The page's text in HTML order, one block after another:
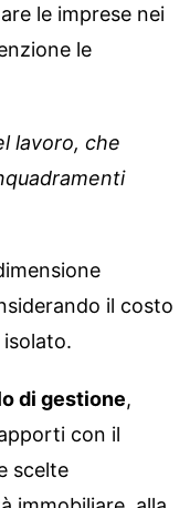
le imprese nei
le
lavoro, che
il costo
di gestione,
con il
scelte